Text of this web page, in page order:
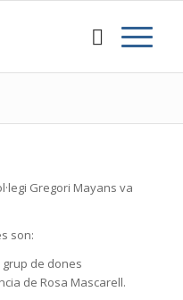
Gregori Mayans va
son:
de dones
de Rosa Mascarell.